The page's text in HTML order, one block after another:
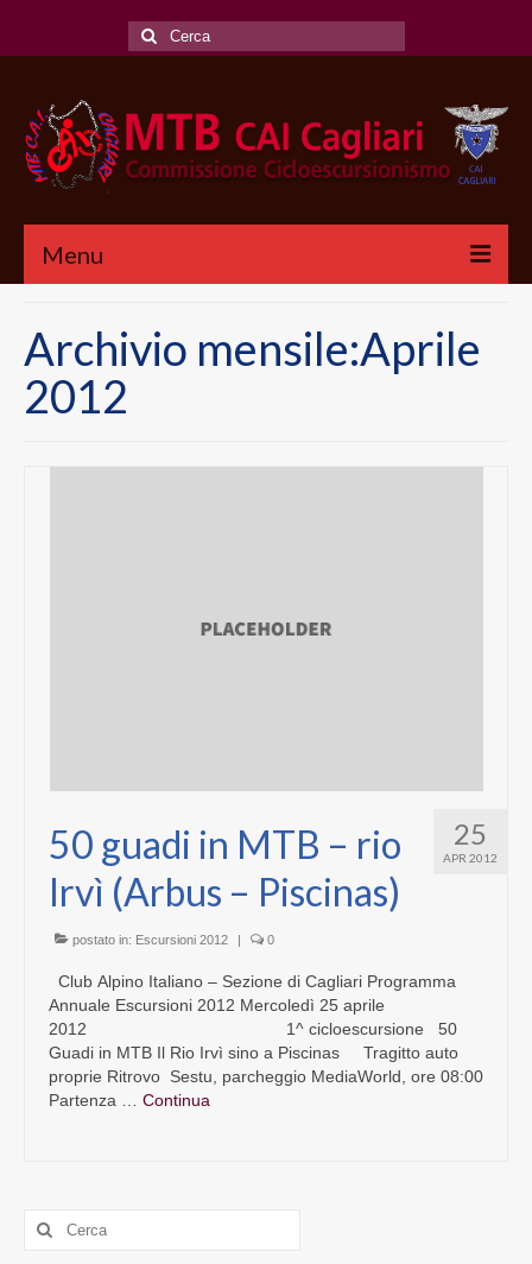
Cerca:
Menu
CICLOESCURSIONI
CALENDARIO
REGOLAMENTO
Archivio mensile:Aprile
2012
25
APR 2012
50 guadi in MTB – rio
Irvì (Arbus – Piscinas)
postato in: Escursioni 2012 0
Club Alpino Italiano – Sezione di Cagliari Programma
Annuale Escursioni 2012 Mercoledì 25 aprile
2012 1^ cicloescursione 50
Guadi in MTB Il Rio Irvì sino a Piscinas Tragitto auto
proprie Ritrovo Sestu, parcheggio MediaWorld, ore 08:00
Partenza … Continua
Cerca: